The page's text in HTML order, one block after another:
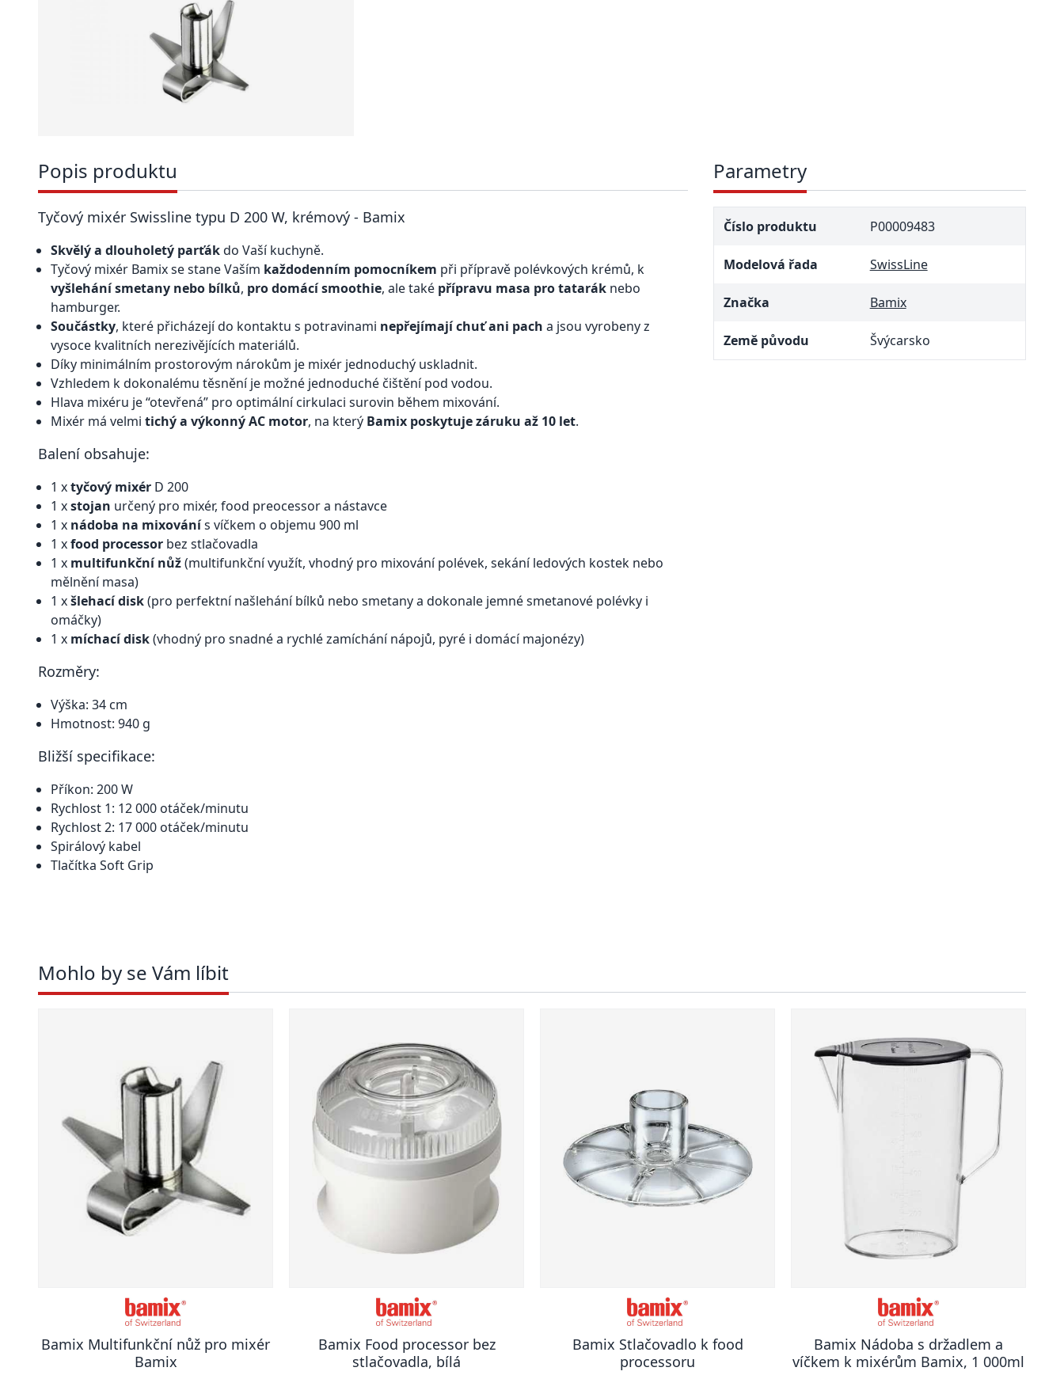
Popis produktu
Tyčový mixér Swissline typu D 200 W, krémový - Bamix
Skvělý a dlouholetý parťákdo Vaší kuchyně.
Tyčový mixér Bamix se stane Vaším každodenním pomocníkem při přípravě polévkových krémů, k
vyšlehání smetany nebo bílků, pro domácí smoothie, ale také přípravu masa pro tatarák nebo
hamburger.
Součástky, které přicházejí do kontaktu s potravinami nepřejímají chuť ani pach a jsou vyrobeny z
vysoce kvalitních nerezivějících materiálů.
Díky minimálním prostorovým nárokům je mixér jednoduchý uskladnit.
Vzhledem k dokonalému těsnění je možné jednoduché čištění pod vodou.
Hlava mixéru je “otevřená” pro optimální cirkulaci surovin během mixování.
Mixér má velmi tichý a výkonný AC motor, na který Bamix poskytuje záruku až 10 let.
Balení obsahuje:
1 xtyčový mixér D 200
1 xstojan určený pro mixér, food preocessor a nástavce
1 x nádoba na mixovánís víčkem o objemu 900 ml
1 xfood processor bez stlačovadla
1 x multifunkční nůž(multifunkční využít, vhodný pro mixování polévek, sekání ledových kostek nebo
mělnění masa)
1 xšlehací disk(pro perfektní našlehání bílků nebo smetany a dokonale jemné smetanové polévky i
omáčky)
1 x míchací disk(vhodný pro snadné a rychlé zamíchání nápojů, pyré i domácí majonézy)
Rozměry:
Výška: 34 cm
Hmotnost: 940 g
Bližší specifikace:
Příkon: 200 W
Rychlost 1: 12 000 otáček/minutu
Rychlost 2: 17 000 otáček/minutu
Spirálový kabel
Tlačítka Soft Grip
Parametry
Číslo produktu P00009483
Modelová řada SwissLine
Značka Bamix
Země původu Švýcarsko
Mohlo by se Vám líbit
Bamix Multifunkční nůž pro mixér
Bamix
Bamix Food processor bez
stlačovadla, bílá
Bamix Stlačovadlo k food
processoru
Bamix Nádoba s držadlem a
víčkem k mixérům Bamix, 1 000ml